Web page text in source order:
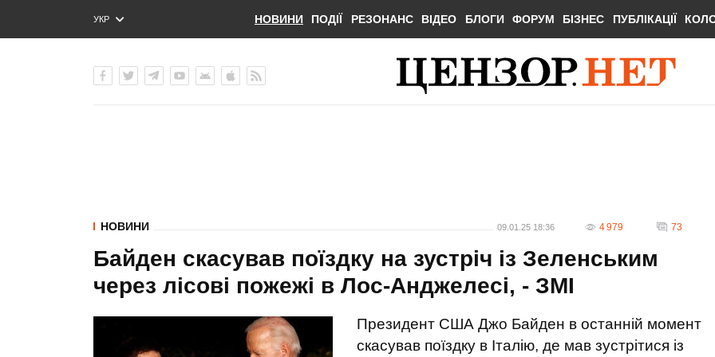
УКР
ENG
НОВИНИ ПОДІЇ РЕЗОНАНС ВІДЕО БЛОГИ ФОРУМ БІЗНЕС ПУБЛІКАЦІЇ
НОВИНИ 09.01.25 18:36 4 979 73
Байден скасував поїздку на зустріч із Зеленським
через лісові пожежі в Лос-Анджелесі, - ЗМІ
Президент США Джо Байден в останній момент
скасував поїздку в Італію, де мав зустрітися із